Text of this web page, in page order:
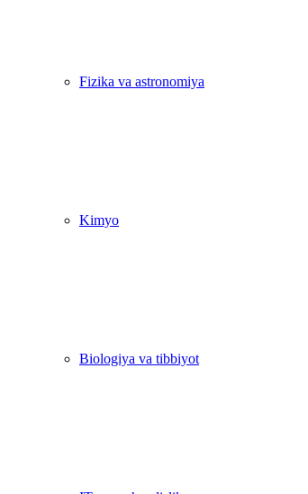
Fizika va astronomiya
Kimyo
Biologiya va tibbiyot